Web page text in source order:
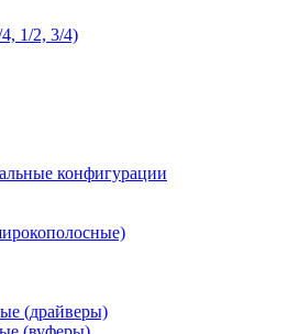
1/2, 3/4)
конфигурации
(драйверы)